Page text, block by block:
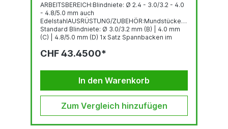
ARBEITSBEREICH:Blindniete: Ø 2.4 - 3.0/3.2 - 4.0
- 4.8/5.0 mm auch
EdelstahlAUSRÜSTUNG/ZUBEHÖR:Mundstücke
Standard Blindniete: Ø 3.0/3.2 mm (B) | 4.0 mm
(C) | 4.8/5.0 mm (D) 1x Satz Spannbacken im
0.57 kg
CHF 43.4500*
In den Warenkorb
Zum Vergleich hinzufügen